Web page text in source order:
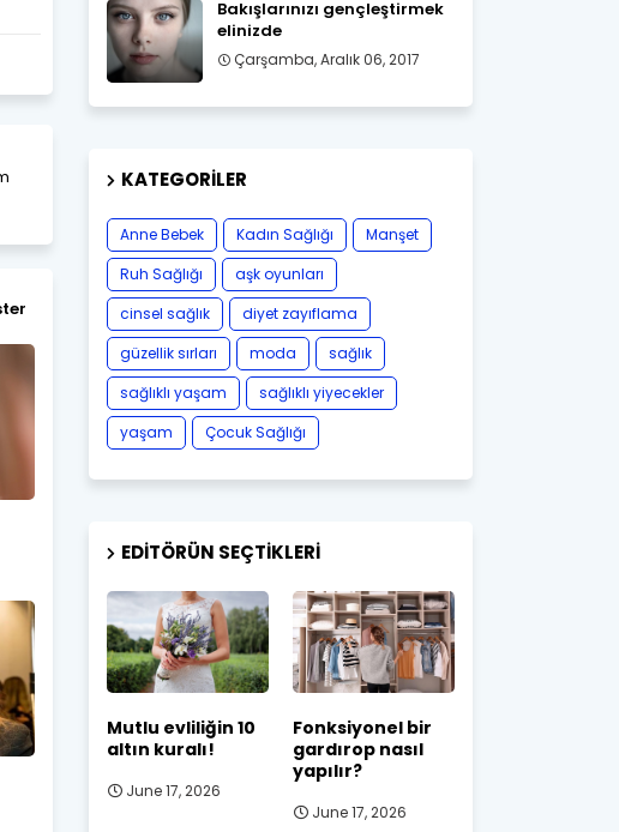
Bakışlarınızı gençleştirmek
elinizde
Çarşamba, Aralık 06, 2017
KATEGORILER
Anne Bebek Kadın Sağlığı
Manşet
Ruh Sağlığı
aşk oyunları
cinsel sağlık
diyet zayıflama
güzellik sırları
moda
sağlık
sağlıklı yaşam
sağlıklı yiyecekler
yaşam
Çocuk Sağlığı
EDITÖRÜN SEÇTIKLERI
Mutlu evliliğin 10
altın kuralı!
June 17, 2026
Fonksiyonel bir
gardırop nasıl
yapılır?
June 17, 2026